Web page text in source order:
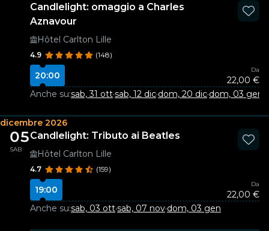
Candlelight: omaggio a Charles
Aznavour
Hôtel Carlton Lille
4.9 (148)
20:00
Da
22,00 €
Anche su:sab, 31 ott·sab, 12 dic·dom, 20 dic·dom, 03 gen
dicembre 2026
05
SAB
Candlelight: Tributo ai Beatles
Hôtel Carlton Lille
4.7 (159)
19:00
Da
22,00 €
Anche su:sab, 03 ott·sab, 07 nov·dom, 03 gen